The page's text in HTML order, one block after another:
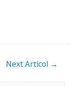
Next Articol →